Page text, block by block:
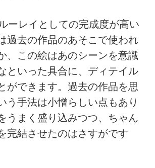
ーレイとしての完成度が高い
過去の作品のあそこで使われ
、この絵はあのシーンを意識
といった具合に、ディテイル
ができます。過去の作品を思
う手法は小憎らしい点もあり
うまく盛り込みつつ、ちゃん
完結させたのはさすがです